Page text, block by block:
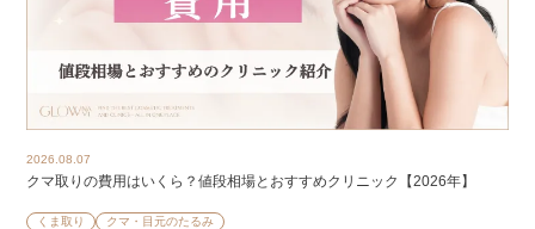
2026.08.07
クマ取りの費用はいくら？値段相場とおすすめクリニック【2026年】
くま取り クマ・目元のたるみ